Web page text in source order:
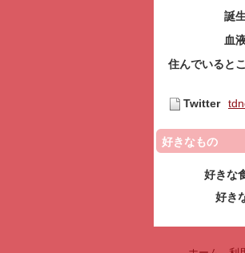
誕
血
住んでいると
Twitter
好きなもの
好きな
好き